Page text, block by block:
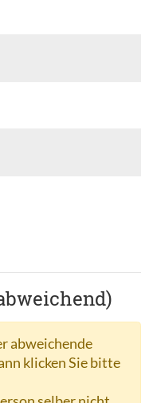
abweichende
klicken Sie bitte